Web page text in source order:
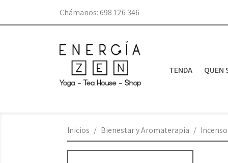
Chámanos: 698 126 346
TENDA QUEN
Inicios Bienestar y Aromaterapia